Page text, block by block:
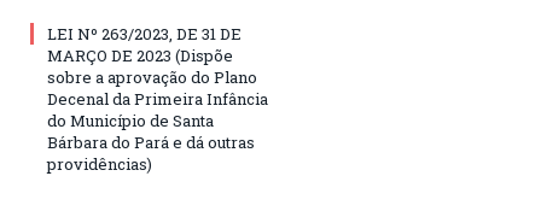
LEI Nº 263/2023, DE 31 DE
MARÇO DE 2023 (Dispõe
sobre a aprovação do Plano
Decenal da Primeira Infância
do Município de Santa
Bárbara do Pará e dá outras
providências)